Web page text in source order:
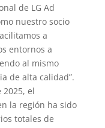
de LG Ad
nuestro socio
a
entornos a
al mismo
de alta calidad”.
2025, el
la región ha sido
totales de